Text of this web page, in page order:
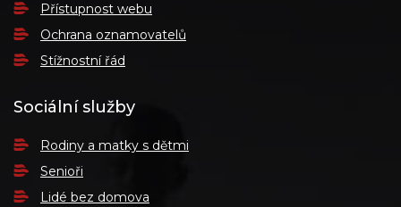
Přístupnost webu
Ochrana oznamovatelů
Stížnostní řád
Sociální služby
Rodiny a matky s dětmi
Senioři
Lidé bez domova